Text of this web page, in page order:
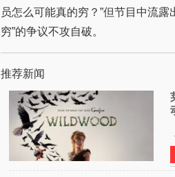
员怎么可能真的穷？”但节目中流
穷”的争议不攻自破。
推荐新闻